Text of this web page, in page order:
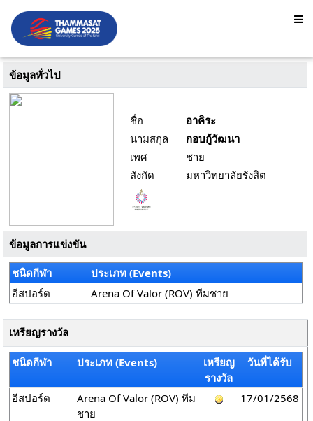
ข้อมูลทั่วไป
ชื่อ
อาคิระ
นามสกุล
กอบกู้วัฒนา
เพศ
ชาย
สังกัด
มหาวิทยาลัยรังสิต
ข้อมูลการแข่งขัน
ชนิดกีฬา
ประเภท (Events)
อีสปอร์ต
Arena Of Valor (ROV) ทีมชาย
เหรียญรางวัล
ชนิดกีฬา ประเภท (Events)
เหรียญ
รางวัล
วันที่ได้รับ
อีสปอร์ต
Arena Of Valor (ROV) ทีม
ชาย
17/01/2568